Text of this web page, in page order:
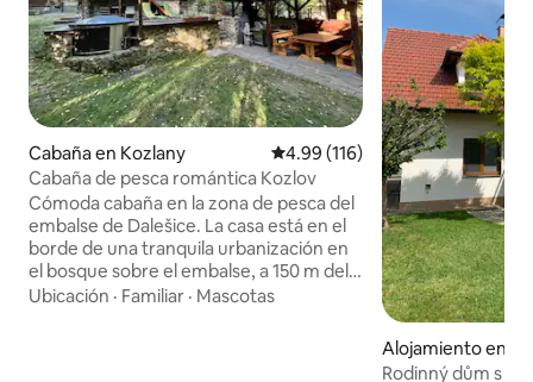
Cabaña en Kozlany Calificación promedio: 4.99 de
4.99 (116)
Cabaña de pesca romántica Kozlov
Cómoda cabaña en la zona de pesca del
embalse de Dalešice. La casa está en el
borde de una tranquila urbanización en
el bosque sobre el embalse, a 150 m del
agua por un sendero desde la ladera, o a
Ubicación · Familiar · Mascotas
Alojamiento en
Rodinný dům s